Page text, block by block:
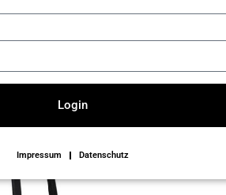
Login
Impressum Datenschutz